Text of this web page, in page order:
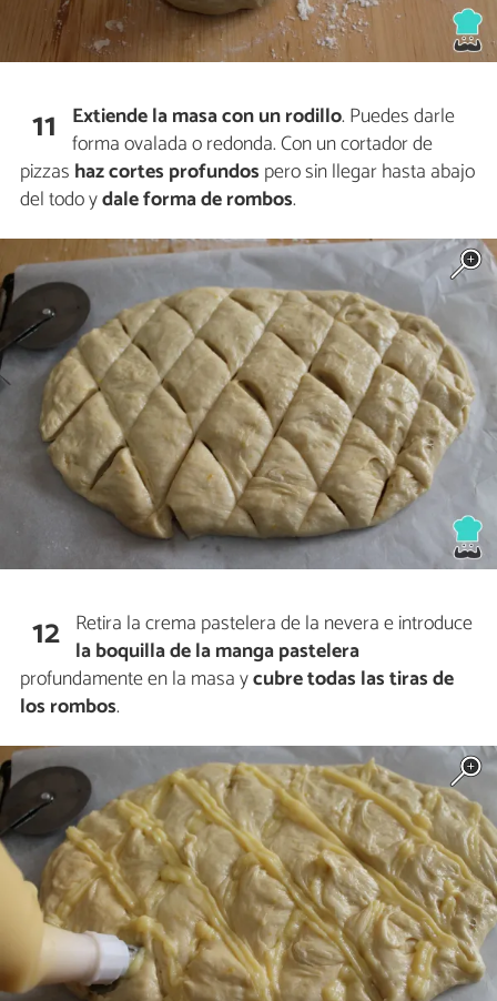
11 Extiende la masa con un rodillo. Puedes darle
forma ovalada o redonda. Con un cortador de
pizzas haz cortes profundos pero sin llegar hasta abajo
del todo ydale forma de rombos.
12 Retira la crema pastelera de la nevera e introduce
la boquilla de la manga pastelera
profundamente en la masa ycubre todas las tiras de
los rombos.